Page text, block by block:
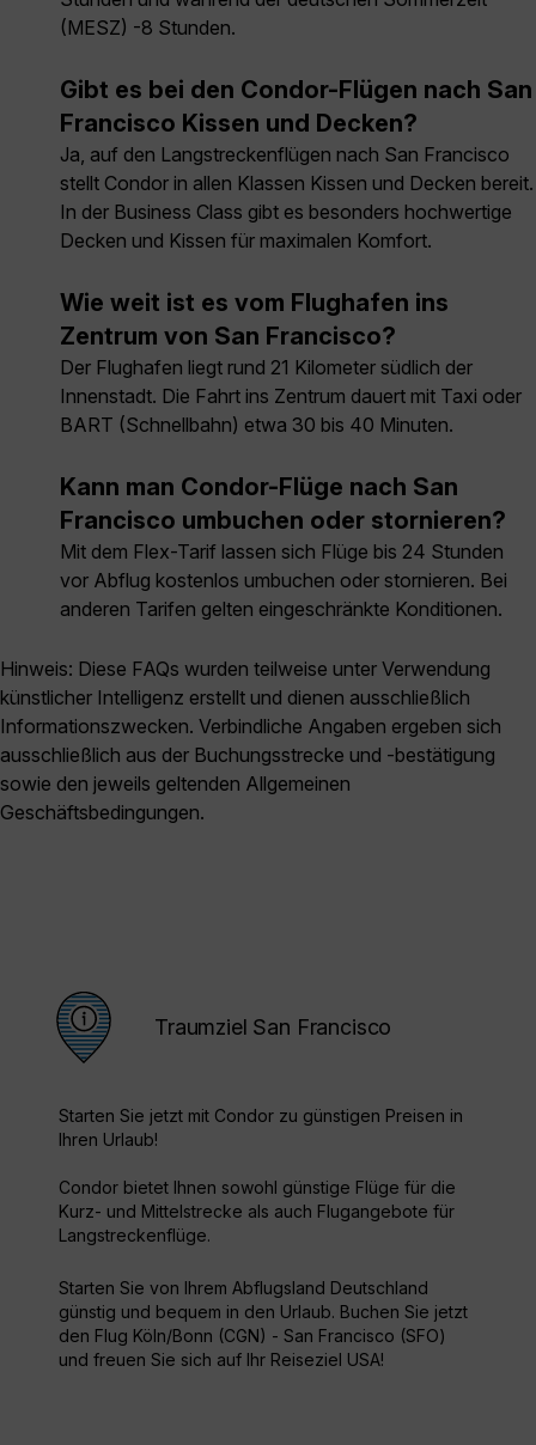
(MESZ) -8 Stunden.
Gibt es bei den Condor-Flügen nach San
Francisco Kissen und Decken?
Ja, auf den Langstreckenflügen nach San Francisco
stellt Condor in allen Klassen Kissen und Decken bereit.
In der Business Class gibt es besonders hochwertige
Decken und Kissen für maximalen Komfort.
Wie weit ist es vom Flughafen ins
Zentrum von San Francisco?
Der Flughafen liegt rund 21 Kilometer südlich der
Innenstadt. Die Fahrt ins Zentrum dauert mit Taxi oder
BART (Schnellbahn) etwa 30 bis 40 Minuten.
Kann man Condor-Flüge nach San
Francisco umbuchen oder stornieren?
Mit dem Flex-Tarif lassen sich Flüge bis 24 Stunden
vor Abflug kostenlos umbuchen oder stornieren. Bei
anderen Tarifen gelten eingeschränkte Konditionen.
Hinweis: Diese FAQs wurden teilweise unter Verwendung
künstlicher Intelligenz erstellt und dienen ausschließlich
Informationszwecken. Verbindliche Angaben ergeben sich
ausschließlich aus der Buchungsstrecke und -bestätigung
sowie den jeweils geltenden Allgemeinen
Geschäftsbedingungen.
Traumziel San Francisco
Starten Sie jetzt mit Condor zu günstigen Preisen in
Ihren Urlaub!
Condor bietet Ihnen sowohl günstige Flüge für die
Kurz- und Mittelstrecke als auch Flugangebote für
Langstreckenflüge.
Starten Sie von Ihrem Abflugsland Deutschland
günstig und bequem in den Urlaub. Buchen Sie jetzt
den Flug Köln/Bonn (CGN) - San Francisco (SFO)
und freuen Sie sich auf Ihr Reiseziel USA!